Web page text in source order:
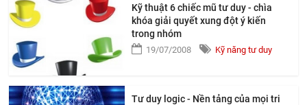
Kỹ thuật 6 chiếc mũ tư duy - chìa
khóa giải quyết xung đột ý kiến
trong nhóm
19/07/2008 Kỹ năng tư duy
Tư duy logic - Nền tảng của mọi tri